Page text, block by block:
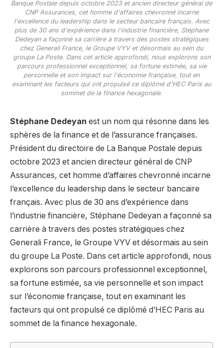
Banque Postale depuis octobre 2023 et ancien directeur général de
CNP Assurances, cet homme d'affaires chevronné incarne
l'excellence du leadership dans le secteur bancaire français. Avec
plus de 30 ans d'expérience dans l'industrie financière, Stéphane
Dedeyan a façonné sa carrière à travers des postes stratégiques
chez Generali France, le Groupe VYV et désormais au sein du
groupe La Poste. Dans cet article approfondi, nous explorons son
parcours professionnel exceptionnel, sa fortune estimée, sa vie
personnelle et son impact sur l'économie française, tout en
examinant les facteurs qui ont propulsé ce diplômé d'HEC Paris au
sommet de la finance hexagonale.
Stéphane Dedeyan est un nom qui résonne dans les
sphères de la finance et de l’assurance françaises.
Président du directoire de La Banque Postale depuis
octobre 2023 et ancien directeur général de CNP
Assurances, cet homme d’affaires chevronné incarne
l’excellence du leadership dans le secteur bancaire
français. Avec plus de 30 ans d’expérience dans
l’industrie financière, Stéphane Dedeyan a façonné sa
carrière à travers des postes stratégiques chez
Generali France, le Groupe VYV et désormais au sein
du groupe La Poste. Dans cet article approfondi, nous
explorons son parcours professionnel exceptionnel,
sa fortune estimée, sa vie personnelle et son impact
sur l’économie française, tout en examinant les
facteurs qui ont propulsé ce diplômé d’HEC Paris au
sommet de la finance hexagonale.